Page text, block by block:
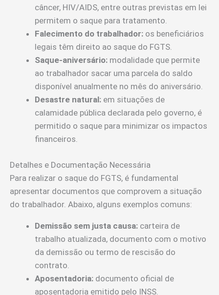
câncer, HIV/AIDS, entre outras previstas em lei
permitem o saque para tratamento.
Falecimento do trabalhador: os beneficiários
legais têm direito ao saque do FGTS.
Saque-aniversário: modalidade que permite
ao trabalhador sacar uma parcela do saldo
disponível anualmente no mês do aniversário.
Desastre natural: em situações de
calamidade pública declarada pelo governo, é
permitido o saque para minimizar os impactos
financeiros.
Detalhes e Documentação Necessária
Para realizar o saque do FGTS, é fundamental
apresentar documentos que comprovem a situação
do trabalhador. Abaixo, alguns exemplos comuns:
Demissão sem justa causa: carteira de
trabalho atualizada, documento com o motivo
da demissão ou termo de rescisão do
contrato.
Aposentadoria: documento oficial de
aposentadoria emitido pelo INSS.